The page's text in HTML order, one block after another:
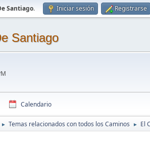
Santiago. Iniciar sesión Registrarse
Santiago
Calendario
► Temas relacionados con todos los Caminos ► El